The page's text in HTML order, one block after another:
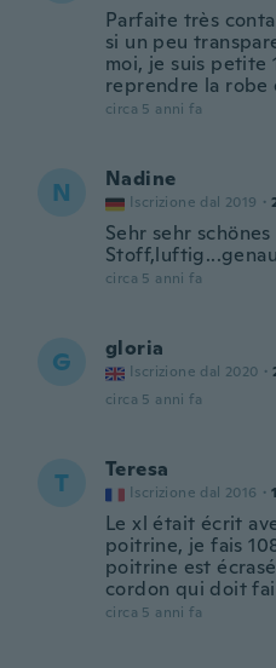
Parfaite très
si un peu
moi, je suis petite
reprendre la robe
circa 5 anni fa
N Nadine
Iscrizione dal 2019 ·
Sehr sehr
circa 5 anni fa
G gloria
Iscrizione dal 2020 ·
circa 5 anni fa
T Teresa
Iscrizione dal 2016 ·
Le xl était écrit
poitrine, je fais
poitrine est
cordon qui doit
circa 5 anni fa